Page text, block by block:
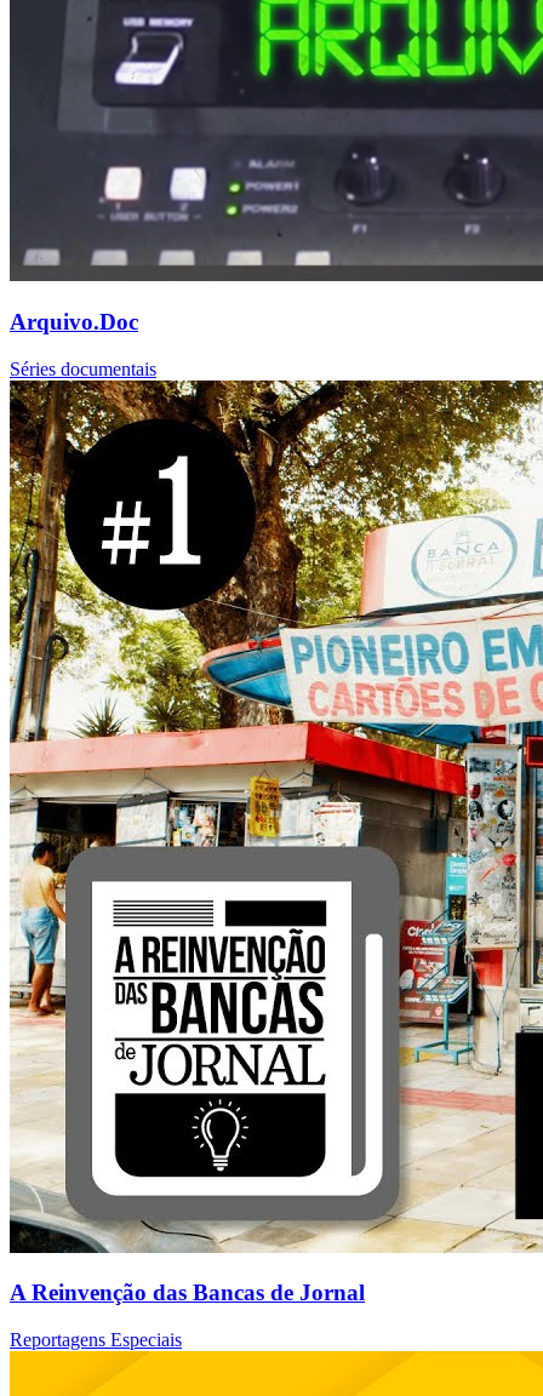
Arquivo.Doc
Séries documentais
A Reinvenção das Bancas de Jornal
Reportagens Especiais